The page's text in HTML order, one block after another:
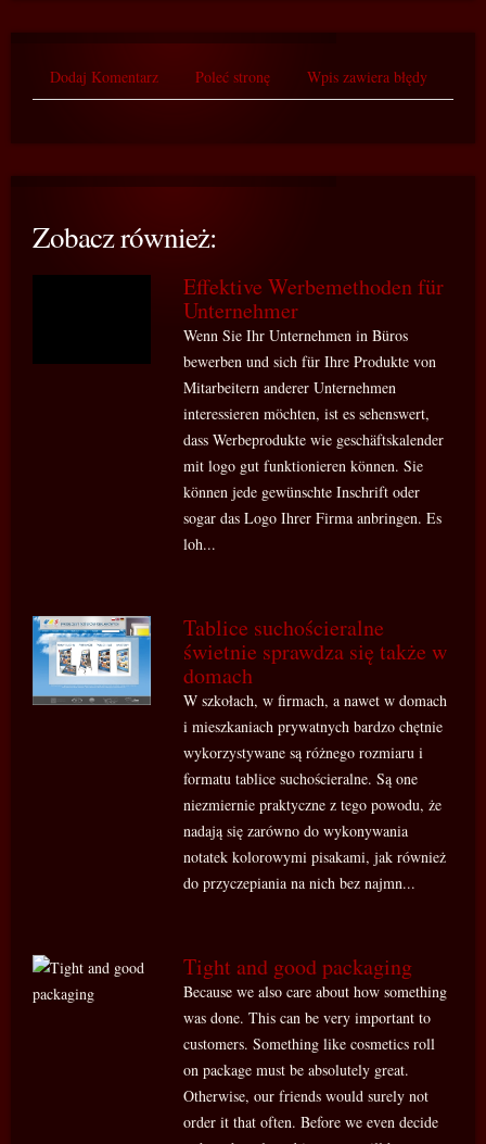
Dodaj Komentarz Poleć stronę Wpis zawiera błędy
Zobacz również:
Effektive Werbemethoden für
Unternehmer
Wenn Sie Ihr Unternehmen in Büros
bewerben und sich für Ihre Produkte von
Mitarbeitern anderer Unternehmen
interessieren möchten, ist es sehenswert,
dass Werbeprodukte wie geschäftskalender
mit logo gut funktionieren können. Sie
können jede gewünschte Inschrift oder
sogar das Logo Ihrer Firma anbringen. Es
loh...
Tablice suchościeralne
świetnie sprawdza się także w
domach
W szkołach, w firmach, a nawet w domach
i mieszkaniach prywatnych bardzo chętnie
wykorzystywane są różnego rozmiaru i
formatu tablice suchościeralne. Są one
niezmiernie praktyczne z tego powodu, że
nadają się zarówno do wykonywania
notatek kolorowymi pisakami, jak również
do przyczepiania na nich bez najmn...
Tight and good packaging
Because we also care about how something
was done. This can be very important to
customers. Something like cosmetics roll
on package must be absolutely great.
Otherwise, our friends would surely not
order it that often. Before we even decide